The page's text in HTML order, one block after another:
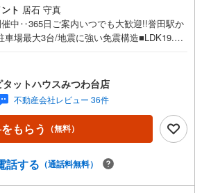
ト 居石 守真
中‥365日ご案内いつでも大歓迎!!誉田駅か
車場最大3台/地震に強い免震構造■LDK19.4
お片付けもスムーズ■食品や調理器具をまと
トリー■家事のしやすい水回り■全室収納付
く使えます■陽当たりのいいバルコニーお客
に。千葉県の不動産のことなら株式会社ア
せください。お客様の一生の宝物になるお家
いパートナーになれるよう全力でサポート致
下さいませ。
ットハウスみつわ台店
不動産会社レビュー 36件
もらう （無料）
話する （通話料無料）